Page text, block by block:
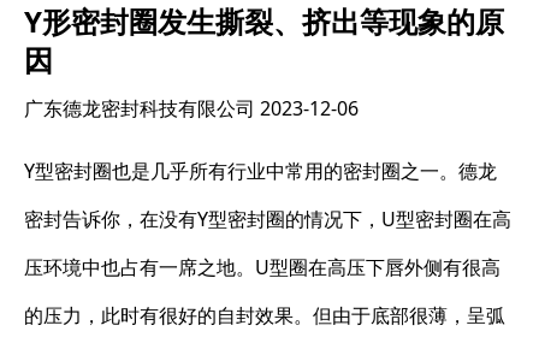
Y形密封圈发生撕裂、挤出等现象的原
因
广东德龙密封科技有限公司 2023-12-06
Y型密封圈也是几乎所有行业中常用的密封圈之一。德龙
密封告诉你，在没有Y型密封圈的情况下，U型密封圈在高
压环境中也占有一席之地。U型圈在高压下唇外侧有很高
的压力，此时有很好的自封效果。但由于底部很薄，呈弧